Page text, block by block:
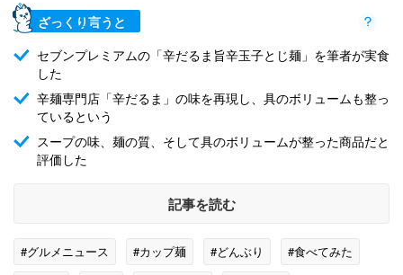
ざっくり言うと
セブンプレミアムの「辛だるま旨辛玉子とじ麺」を筆者が実食
した
辛麺専門店「辛だるま」の味を再現し、具のボリュームも整っ
ているという
スープの味、麺の質、そして具のボリュームが整った商品だと
評価した
記事を読む
#グルメニュース #カップ麺 #どんぶり
#食べてみた